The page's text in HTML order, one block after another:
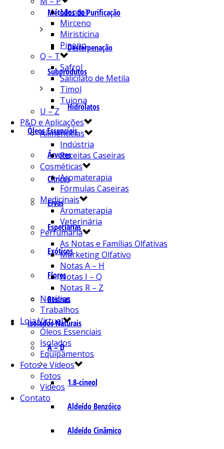
Métodos de Purificação
Desterpenação
Subprodutos
Hidrolatos
Óleos Essenciais
Árvores
Cítricos
Ervas
Especiarias
Exóticos
Flores
Resinas
Isolados Naturais
A – D
1.8-cineol
Aldeído Benzóico
Aldeído Cinâmico
Mentol
Mirceno
Miristicina
Pineno
Q – T
Safrol
Salicilato de Metila
Timol
Tujona
U – Z
P&D e Aplicações
Alimentícias
Indústria
Receitas Caseiras
Cosméticas
Aromaterapia
Fórmulas Caseiras
Medicinais
Aromaterapia
Veterinária
Perfumaria
As Notas e Famílias Olfativas
Marketing Olfativo
Notas A – H
Notas I – Q
Notas R – Z
Notícias
Trabalhos
Loja Virtual
Óleos Essenciais
Isolados
Equipamentos
Fotos e Vídeos
Fotos
Vídeos
Contato